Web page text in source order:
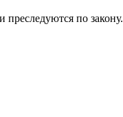
преследуются по закону.